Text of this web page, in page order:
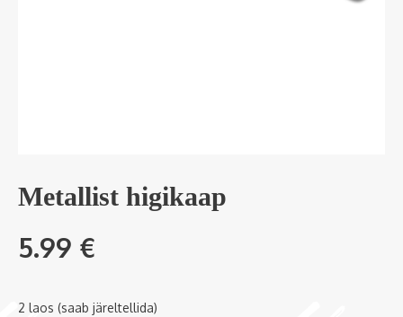
Metallist higikaap
5.99 €
2 laos (saab järeltellida)